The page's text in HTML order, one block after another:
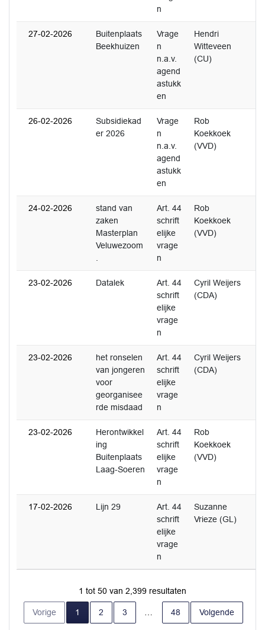
n
27-02-2026
Buitenplaats
Beekhuizen
Vrage
n
n.a.v.
agend
astukk
en
Hendri
Witteveen
(CU)
26-02-2026
Subsidiekad
er 2026
Vrage
n
n.a.v.
agend
astukk
en
Rob
Koekkoek
(VVD)
24-02-2026
stand van
zaken
Masterplan
Veluwezoom
Art. 44
schrift
elijke
vrage
n
Rob
Koekkoek
(VVD)
23-02-2026 Datalek
Art. 44
schrift
elijke
vrage
n
Cyril Weijers
(CDA)
23-02-2026
het ronselen
van jongeren
voor
georganisee
rde misdaad
Art. 44
schrift
elijke
vrage
n
Cyril Weijers
(CDA)
23-02-2026
Herontwikkel
ing
Buitenplaats
Laag-Soeren
Art. 44
schrift
elijke
vrage
n
Rob
Koekkoek
(VVD)
17-02-2026 Lijn 29
Art. 44
schrift
elijke
vrage
n
Suzanne
Vrieze (GL)
1 tot 50 van 2,399 resultaten
Vorige 1 Huidige pagina
2 3 48 Volgende